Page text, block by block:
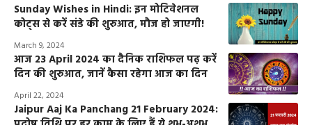
Sunday Wishes in Hindi: इन मोटिवेशनल
कोट्स से करें संडे की शुरुआत, मौज हो जाएगी!
March 9, 2024
आज 23 April 2024 का दैनिक राशिफल पढ़ करें
दिन की शुरुआत, जानें कैसा रहेगा आज का दिन
April 22, 2024
Jaipur Aaj Ka Panchang 21 February 2024: